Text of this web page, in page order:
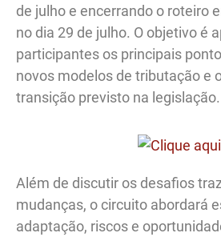
de julho e encerrando o roteiro
no dia 29 de julho. O objetivo é
participantes os principais
novos modelos de tributação e
transição previsto na legislação.
Além de discutir os desafios
mudanças, o circuito abordará
adaptação, riscos e